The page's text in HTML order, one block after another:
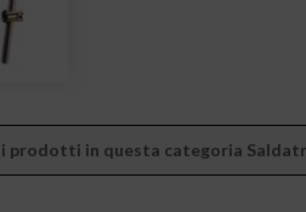
prodotti in questa categoria